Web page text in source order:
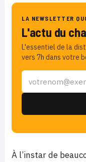
LA NEWSLETTER
L'actu du
L'essentiel de la
vers 7h dans votre
À l’instar de